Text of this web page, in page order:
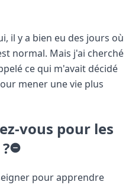
il y a bien eu des jours où
normal. Mais j'ai cherché
ce qui m'avait décidé
mener une vie plus
vous pour les
pour apprendre